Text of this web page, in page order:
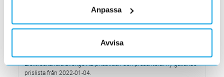
Anpassa
Avvisa
Med anledning av rådande omvärldsläge så justerar
Elektroskandia Sverige AB prisbilden och presenterar ny gällande
prislista från 2022-01-04.